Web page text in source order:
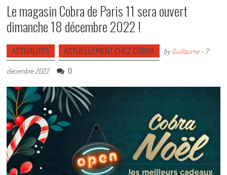
Le magasin Cobra de Paris 11 sera ouvert
dimanche 18 décembre 2022 !
ACTUALITÉS ACTUELLEMENT CHEZ COBRA byGuillaume- 7
décembre 2022 0